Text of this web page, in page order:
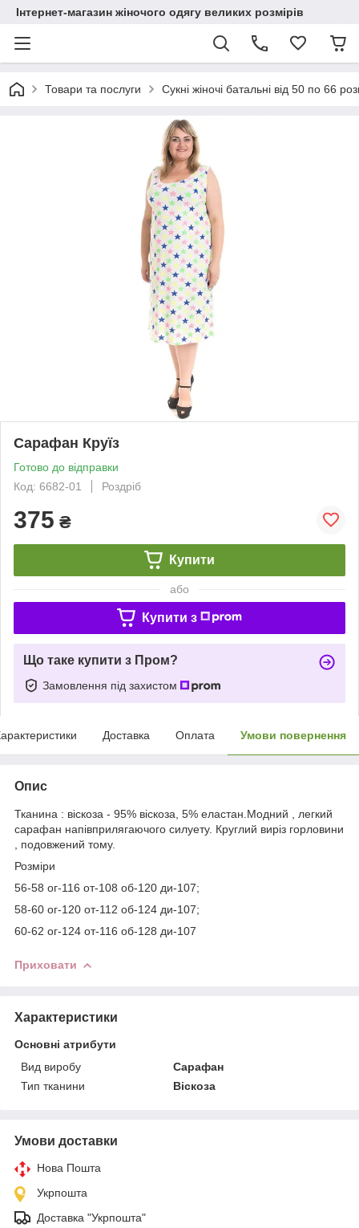
Інтернет-магазин жіночого одягу великих розмірів
Товари та послуги Сукні жіночі батальні від 50 по 66
Сарафан Круїз
Готово до відправки
Код: 6682-01
Роздріб
375 ₴
Купити
або
Купити з
Що таке купити з Пром?
Замовлення під захистом
Доставка Оплата Умови повернення
Опис
Тканина : віскоза - 95% віскоза, 5% еластан.Модний , легкий
сарафан напівприлягаючого силуету. Круглий виріз горловини
, подовжений тому.
Розміри
56-58 ог-116 от-108 об-120 ди-107;
58-60 ог-120 от-112 об-124 ди-107;
60-62 ог-124 от-116 об-128 ди-107
Приховати
Характеристики
Основні атрибути
Вид виробу
Сарафан
Тип тканини
Віскоза
Умови доставки
Нова Пошта
Укрпошта
Доставка "Укрпошта"